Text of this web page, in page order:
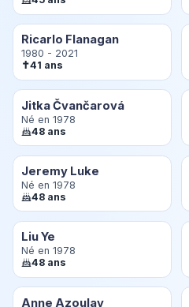
Ricarlo Flanagan
1980 - 2021
✝41 ans
Jitka Čvančarová
Né en 1978
48 ans
Jeremy Luke
Né en 1978
48 ans
Liu Ye
Né en 1978
48 ans
Anne Azoulay